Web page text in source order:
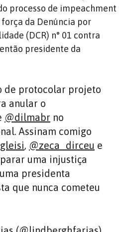
processo de impeachment
da Denúncia por
(DCR) n° 01 contra
presidente da
de protocolar projeto
anular o
@dilmabr no
Assinam comigo
, @zeca_dirceu e
uma injustiça
presidenta
que nunca cometeu